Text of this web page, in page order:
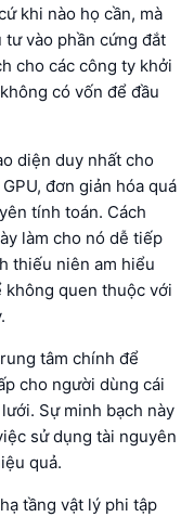
khi nào họ cần, mà
tư vào phần cứng đắt
cho các công ty khởi
có vốn để đầu
diện duy nhất cho
đơn giản hóa quá
tính toán. Cách
làm cho nó dễ tiếp
thiếu niên am hiểu
quen thuộc với
tâm chính để
cho người dùng cái
Sự minh bạch này
sử dụng tài nguyên
quả.
tầng vật lý phi tập